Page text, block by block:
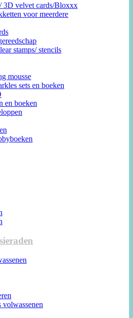
3D velvet cards/Bloxxx
voor meerdere
stamps/ stencils
mousse
sets en boeken
en boeken
volwassenen